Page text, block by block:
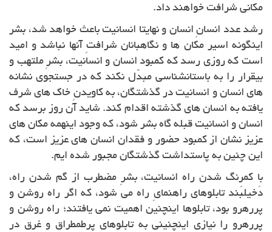
مکانی شرافت خواهند داد.
رشد عدد انسانِ انسان و نهایتا انسانیت باعث خواهد شد، بشر
اینگونه اسیر مکان ها و نگاهبانان شرافتِ آنها نباشد و امید
است که روزی رسد که کمبود انسان و انسانیت، بشرِ ملتهب و
بیقرار را به باستانشناسی مبدّل نکند که در جستجوی نشانه
های انسان و انسانیت در گذشتگان، به کاویدنِ خاک های شرف
یافته به انسان های گذشته اقدام کند. شاید آن روز برسد که
انسان و انسانیت قبله گاه بشر شود، که وجود اینهمه مکان های
عزیز نشان از کمبود حضور و فقدان انسان های عزیز است، که
این چنین به پاستداشت گذشتگان مجبور شده ایم.
با کمرنگ شدن راه انسانیت، بشرِ مضطرب از گم شدن راه،
دَخیلبَند تابلوهای راهنمایِ راه می شود، که اگر راه روشن و
پررهرو بود، تابلوها اینچنین اهمیت نمی یافتند؛ راه روشن و
پررهرو را نیازی اینچنینی به تابلوهای پرطمطراق و غرق در